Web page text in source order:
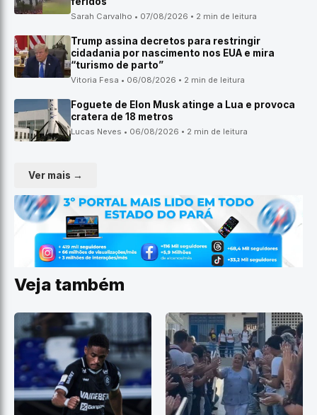
Sarah Carvalho • 07/08/2026 • 2 min de leitura
Trump assina decretos para restringir
cidadania por nascimento nos EUA e mira
“turismo de parto”
Vitoria Fesa • 06/08/2026 • 2 min de leitura
Foguete de Elon Musk atinge a Lua e provoca
cratera de 18 metros
Lucas Neves • 06/08/2026 • 2 min de leitura
Ver mais →
Veja também